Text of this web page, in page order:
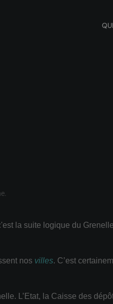
la suite logique du
nos villes. C’est
L’Etat, la Caisse des